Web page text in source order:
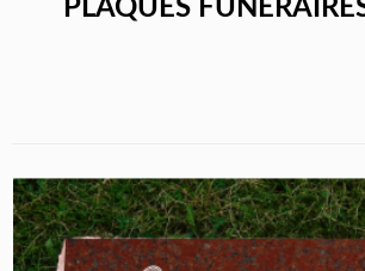
PLAQUES